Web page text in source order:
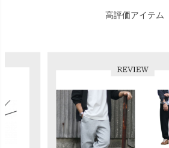
高評価アイテム